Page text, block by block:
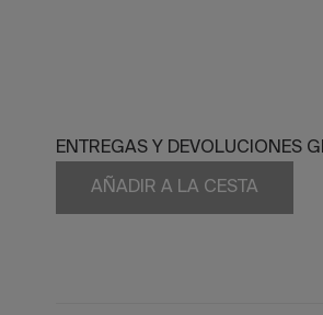
ENTREGAS Y DEVOLUCIONES
AÑADIR A LA CESTA